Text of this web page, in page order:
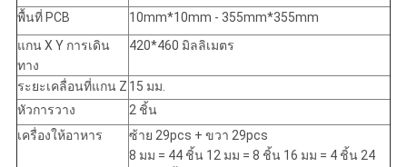
พื้นที่ PCB
10mm*10mm - 355mm*355mm
แกน X Y การเดิน
ทาง
420*460 มิลลิเมตร
ระยะเคลื่อนที่แกน Z 15 มม.
หัวการวาง
2 ชิ้น
เครื่องให้อาหาร
ซ้าย 29pcs + ขวา 29pcs
8 มม = 44 ชิ้น 12 มม = 8 ชิ้น 16 มม = 4 ชิ้น 24